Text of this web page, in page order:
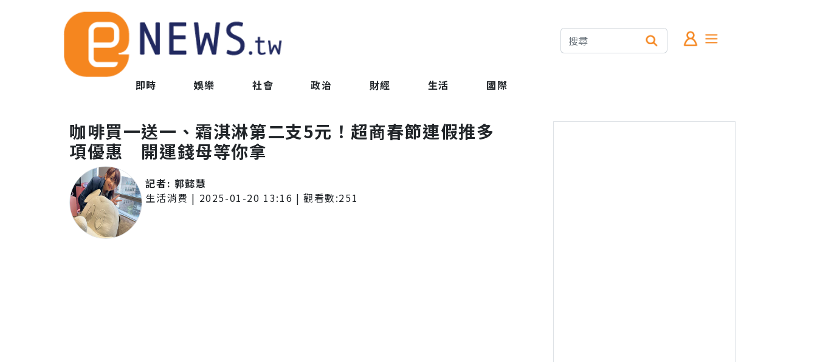
即時 娛樂 社會 政治 財經 生活 國際
咖啡買一送一、霜淇淋第二支5元！超商春節連假推多
項優惠 開運錢母等你拿
記者: 郭懿慧
生活消費 | 2025-01-20 13:16 | 觀看數:251